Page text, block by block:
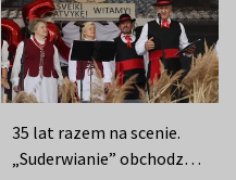
35 lat razem na scenie.
„Suderwianie” obchodzą